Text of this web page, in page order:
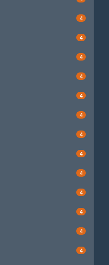
4
4
4
4
4
4
4
4
4
4
4
4
4